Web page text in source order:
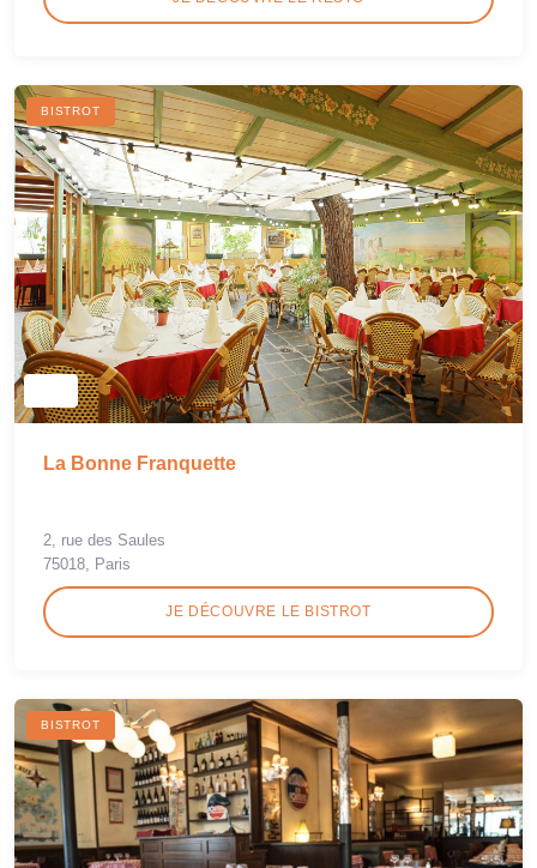
BISTROT
La Bonne Franquette
2, rue des Saules
75018, Paris
JE DÉCOUVRE LE BISTROT
BISTROT